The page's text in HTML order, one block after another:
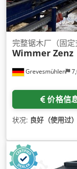
Grevesmühlen
完整锯木厂（固定
Wimmer Zenz
价格信
状况: 良好（使用过）